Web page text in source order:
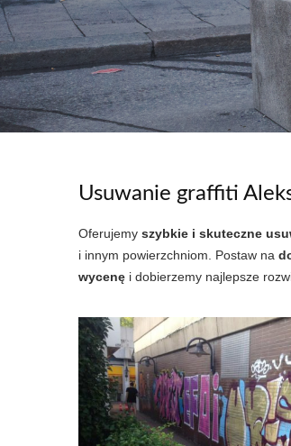
Usuwanie graffiti
Oferujemy szybkie i skuteczne
i innym powierzchniom. Postaw na
wycenę i dobierzemy najlepsze